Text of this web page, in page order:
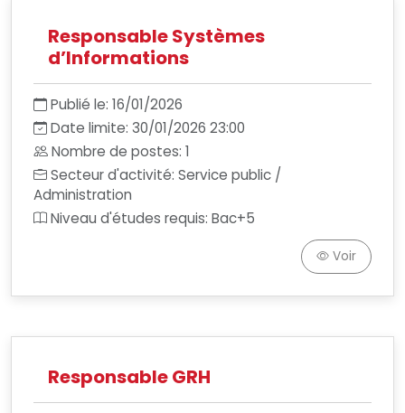
Responsable Systèmes
d’Informations
Publié le: 16/01/2026
Date limite: 30/01/2026 23:00
Nombre de postes: 1
Secteur d'activité: Service public /
Administration
Niveau d'études requis: Bac+5
Voir
Responsable GRH